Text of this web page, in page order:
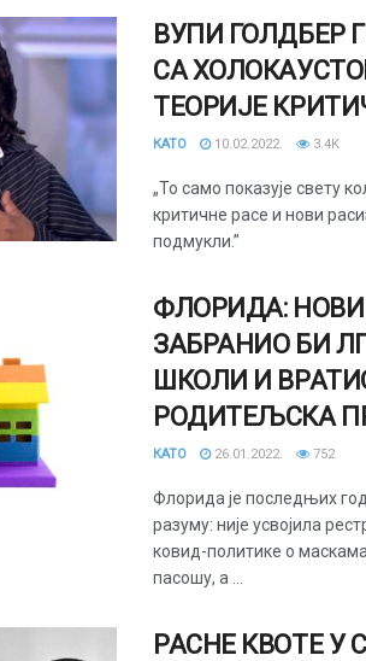
ВУПИ ГОЛДБЕР
СА
ТЕОРИЈЕ
КАТО 10.02.2022. 3.4K
„То само показује свету
критичне расе и нови
подмукли.”
ФЛОРИДА: НОВИ
ЗАБРАНИО БИ
ШКОЛИ И
РОДИТЕЉСКА
КАТО 26.01.2022. 752
Флорида је последњих
разуму: није усвојила
ковид-политике о
пасошу, а ...
РАСНЕ КВОТЕ У